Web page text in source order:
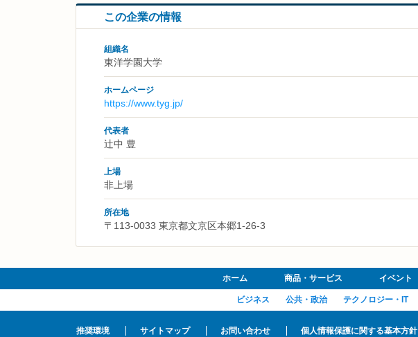
この企業の情報
組織名
東洋学園大学
ホームページ
https://www.tyg.jp/
代表者
辻中 豊
上場
非上場
所在地
〒113-0033 東京都文京区本郷1-26-3
ホーム 商品・サービス イベント
ビジネス 公共・政治 テクノロジー・IT
推奨環境 サイトマップ お問い合わせ 個人情報保護に関する基本方針